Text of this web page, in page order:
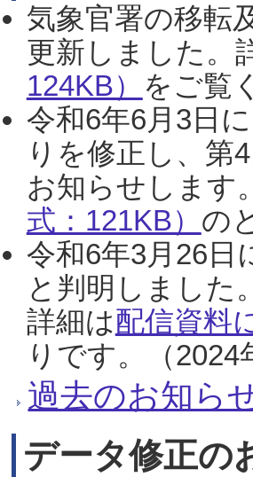
気象官署の移転
更新しました。
124KB） をご覧
令和6年6月3日
りを修正し、第
お知らせします
式：121KB） の
令和6年3月26日
と判明しました
詳細は配信資料
りです。（2024
過去のお知ら
データ修正の